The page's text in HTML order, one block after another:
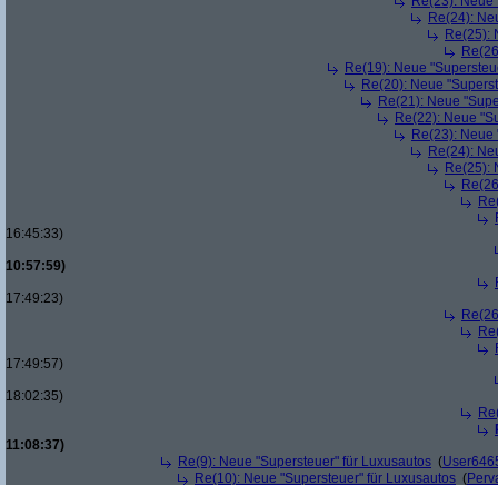
Re(24):
Re(25):
Re(19): Neue
Re(20): Neue
Re(21): Neue
Re(22): Neue
Re(23):
Re(24):
Re(25):
16:45:33)
10:57:59)
17:49:23)
17:49:57)
18:02:35)
11:08:37)
Re(9): Neue "Supersteuer" für Luxusautos (
Re(10): Neue "Supersteuer" für Luxusautos (